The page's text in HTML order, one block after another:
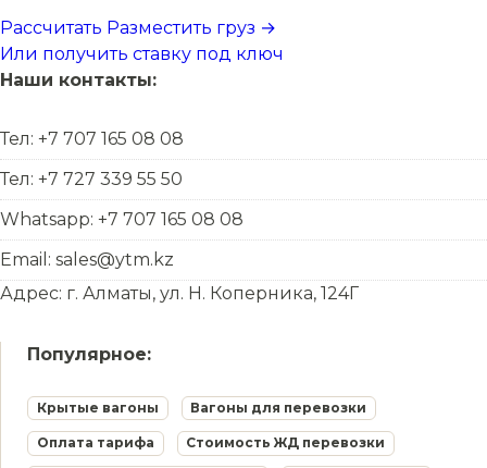
Рассчитать Разместить груз →
Или получить ставку под ключ
Наши контакты:
Тел: +7 707 165 08 08
Тел: +7 727 339 55 50
Whatsapp: +7 707 165 08 08
Email: sales@ytm.kz
Адрес: г. Алматы, ул. Н. Коперника, 124Г
Популярное:
Крытые вагоны Вагоны для перевозки
Оплата тарифа Стоимость ЖД перевозки